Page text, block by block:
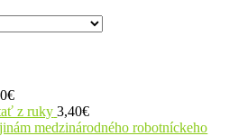
€
z ruky 3,40€
medzinárodného robotníckeho